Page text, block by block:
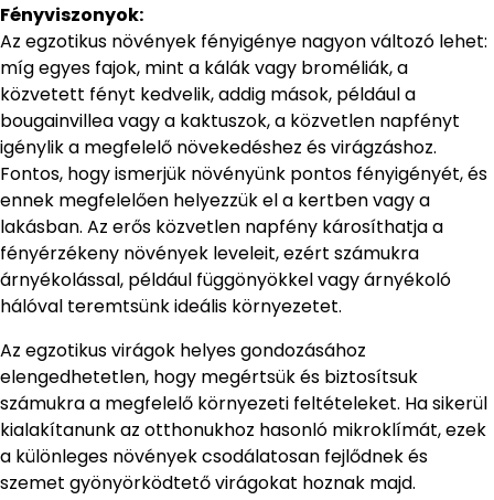
Fényviszonyok:
Az egzotikus növények fényigénye nagyon változó lehet:
míg egyes fajok, mint a kálák vagy broméliák, a
közvetett fényt kedvelik, addig mások, például a
bougainvillea vagy a kaktuszok, a közvetlen napfényt
igénylik a megfelelő növekedéshez és virágzáshoz.
Fontos, hogy ismerjük növényünk pontos fényigényét, és
ennek megfelelően helyezzük el a kertben vagy a
lakásban. Az erős közvetlen napfény károsíthatja a
fényérzékeny növények leveleit, ezért számukra
árnyékolással, például függönyökkel vagy árnyékoló
hálóval teremtsünk ideális környezetet.
Az egzotikus virágok helyes gondozásához
elengedhetetlen, hogy megértsük és biztosítsuk
számukra a megfelelő környezeti feltételeket. Ha sikerül
kialakítanunk az otthonukhoz hasonló mikroklímát, ezek
a különleges növények csodálatosan fejlődnek és
szemet gyönyörködtető virágokat hoznak majd.